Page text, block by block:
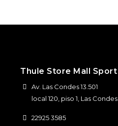
Thule Store Mall Sport
Av. Las Condes 13.501
local 120, piso 1, Las Condes
22925 3585